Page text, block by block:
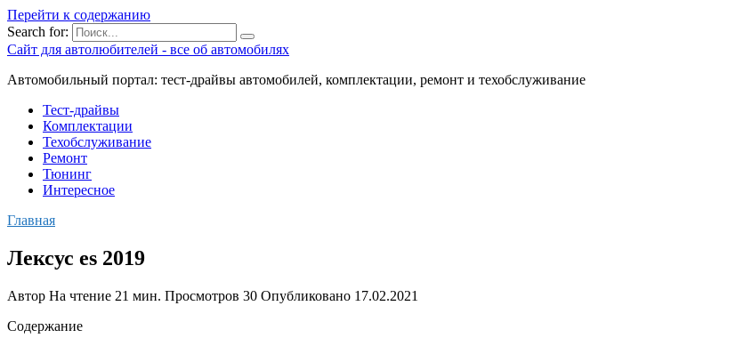
Перейти к содержанию
Search for:
Сайт для автолюбителей - все об автомобилях
Автомобильный портал: тест-драйвы автомобилей, комплектации, ремонт и техобслуживание
Тест-драйвы
Комплектации
Техобслуживание
Ремонт
Тюнинг
Интересное
Главная
Лексус es 2019
Автор На чтение 21 мин. Просмотров 30 Опубликовано 17.02.2021
Содержание